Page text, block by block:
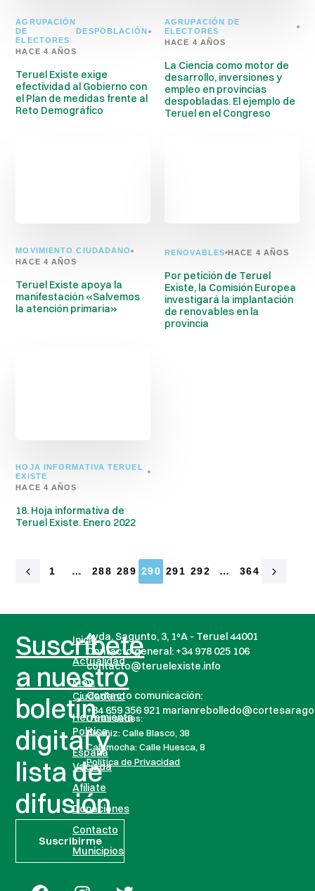
AGRUPACIÓN
DE
ELECTORES
DESPOBLACIÓN
HACE 4 AÑOS
Teruel Existe exige
efectividad al Gobierno con
el Plan de medidas frente al
Reto Demográfico
AGRUPACIÓN DE
ELECTORES
HACE 4 AÑOS
La Ciencia como motor de
desarrollo, inversiones y
empleo en provincias
despobladas. El ejemplo de
Teruel en el Congreso
MOVIMIENTO CIUDADANO
HACE 4 AÑOS
Teruel Existe apoya la
manifestación «Salvemos
la atención primaria»
RENOVABLES HACE 4 AÑOS
Por petición de Teruel
Existe, la Comisión Europea
investigará la implantación
de renovables en la
provincia
HOJA INFORMATIVA TERUEL
EXISTE
HACE 4 AÑOS
18. Hoja informativa de
Teruel Existe. Enero 2022
1 … 288 289 290 291 292 … 364
Suscríbete
a nuestro
boletín
digital y
lista de
difusión
Suscribirme
Inicio
Actualidad
Mov.
Ciudadano
Herramienta
Política
España
Vaciada
Afíliate
Donaciones
Contacto
Municipios
Avda. Sagunto, 3, 1ºA - Teruel 44001
Contacto general: +34 978 025 106
contacto@teruelexiste.info
Contacto comunicación:
+34 659 356 921
Otras sedes:
Alcañiz: Calle Blasco, 38
Calamocha: Calle Huesca, 8
Política de Privacidad